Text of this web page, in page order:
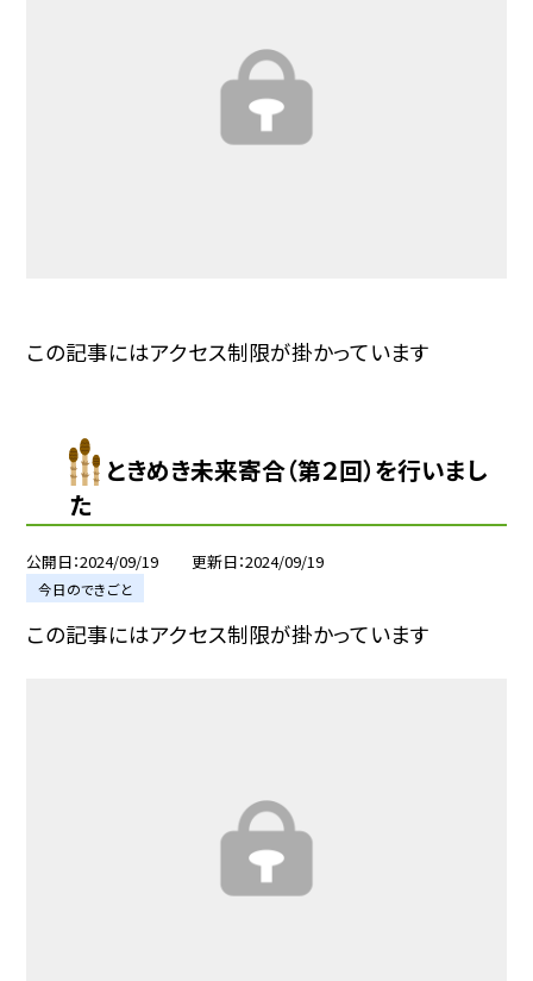
この記事にはアクセス制限が掛かっています
ときめき未来寄合（第２回）を行いまし
た
公開日 2024/09/19 更新日 2024/09/19
今日のできごと
この記事にはアクセス制限が掛かっています